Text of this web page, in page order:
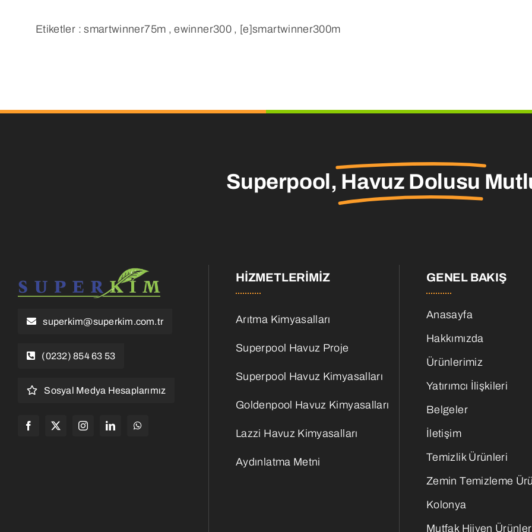
Etiketler : smartwinner75m , ewinner300 , [e]smartwinner300m
Superpool, Havuz Dolusu
superkim@superkim.com.tr
(0232) 854 63 53
Sosyal Medya Hesaplarımız
HIZMETLERIMIZ
Arıtma Kimyasalları
Superpool Havuz Proje
Superpool Havuz Kimyasalları
Goldenpool Havuz Kimyasalları
Lazzi Havuz Kimyasalları
Aydınlatma Metni
GENEL BAKIŞ
Anasayfa
Hakkımızda
Ürünlerimiz
Yatırımcı İlişkileri
Belgeler
İletişim
Temizlik Ürünleri
Zemin Temizleme
Kolonya
Mutfak Hijyen